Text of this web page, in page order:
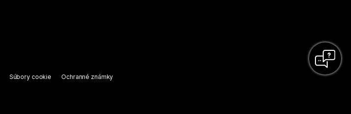
Súbory cookie Ochranné známky